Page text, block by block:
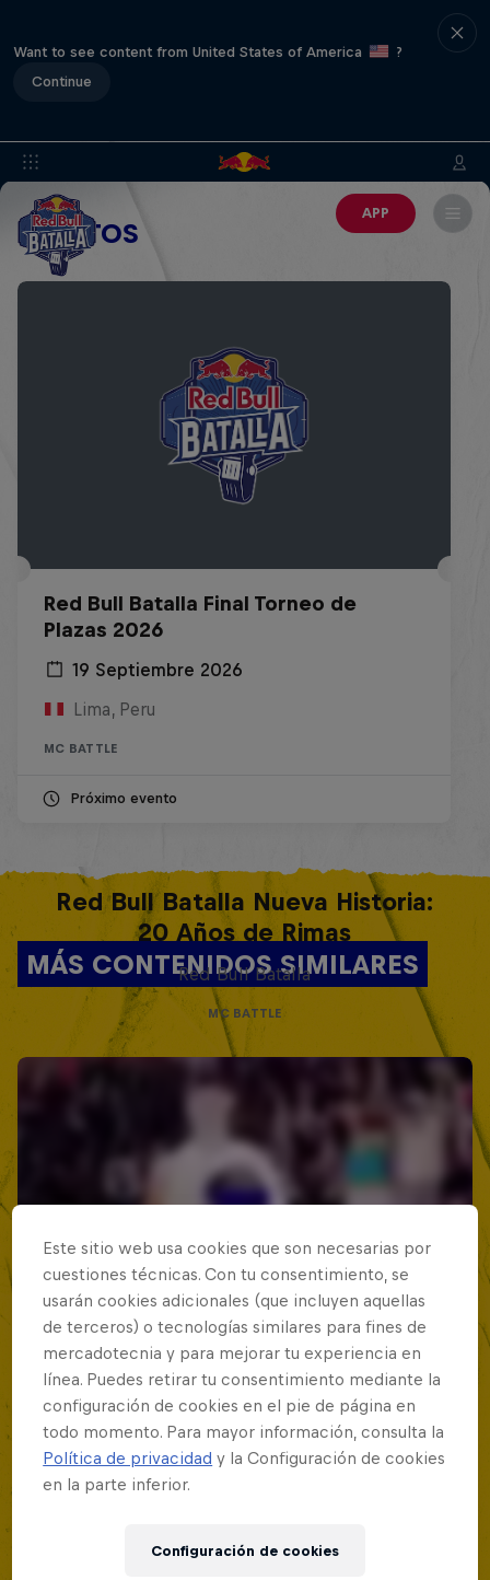
Want to see content from United States of America
?
Continue
APP
EVENTOS
Red Bull Batalla Final Torneo de
Plazas 2026
19 Septiembre 2026
Lima, Peru
MC BATTLE
Próximo evento
MÁS CONTENIDOS SIMILARES
Red Bull Batalla Nueva Historia:
20 Años de Rimas
Red Bull Batalla
MC BATTLE
Este sitio web usa cookies que son necesarias por
cuestiones técnicas. Con tu consentimiento, se
usarán cookies adicionales (que incluyen aquellas
de terceros) o tecnologías similares para fines de
mercadotecnia y para mejorar tu experiencia en
línea. Puedes retirar tu consentimiento mediante la
configuración de cookies en el pie de página en
todo momento. Para mayor información, consulta la
Política de privacidad y la Configuración de cookies
en la parte inferior.
Configuración de cookies